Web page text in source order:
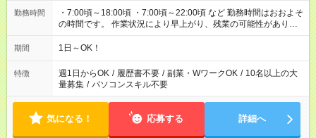
勤務時間
・7:00頃～18:00頃 ・7:00頃～22:00頃 など 勤務時間はおおよそ
の時間です。 作業状況により早上がり、残業の可能性がありま
す。
期間 1日～OK！
特徴 週1日からOK / 履歴書不要 / 副業・WワークOK / 10名以上の大
量募集 / パソコンスキル不要
気になる！ 応募する 詳細へ